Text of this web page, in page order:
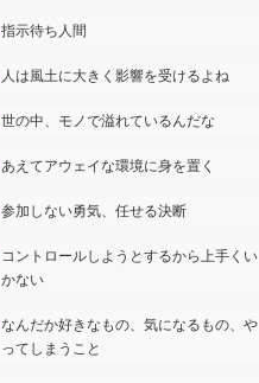
指示待ち人間
人は風土に大きく影響を受けるよね
世の中、モノで溢れているんだな
あえてアウェイな環境に身を置く
参加しない勇気、任せる決断
コントロールしようとするから上手くい
かない
なんだか好きなもの、気になるもの、や
ってしまうこと